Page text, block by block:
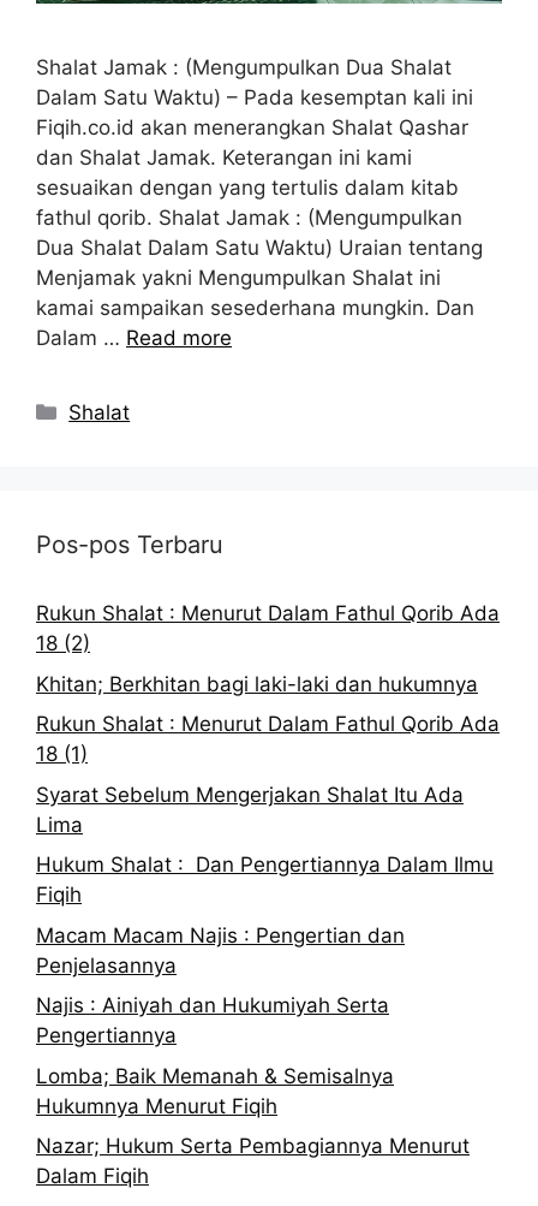
Shalat Jamak : (Mengumpulkan Dua Shalat
Dalam Satu Waktu) – Pada kesemptan kali ini
Fiqih.co.id akan menerangkan Shalat Qashar
dan Shalat Jamak. Keterangan ini kami
sesuaikan dengan yang tertulis dalam kitab
fathul qorib. Shalat Jamak : (Mengumpulkan
Dua Shalat Dalam Satu Waktu) Uraian tentang
Menjamak yakni Mengumpulkan Shalat ini
kamai sampaikan sesederhana mungkin. Dan
Dalam … Read more
Kategori
Shalat
Pos-pos Terbaru
Rukun Shalat : Menurut Dalam Fathul Qorib Ada
18 (2)
Khitan; Berkhitan bagi laki-laki dan hukumnya
Rukun Shalat : Menurut Dalam Fathul Qorib Ada
18 (1)
Syarat Sebelum Mengerjakan Shalat Itu Ada
Lima
Hukum Shalat : Dan Pengertiannya Dalam Ilmu
Fiqih
Macam Macam Najis : Pengertian dan
Penjelasannya
Najis : Ainiyah dan Hukumiyah Serta
Pengertiannya
Lomba; Baik Memanah & Semisalnya
Hukumnya Menurut Fiqih
Nazar; Hukum Serta Pembagiannya Menurut
Dalam Fiqih